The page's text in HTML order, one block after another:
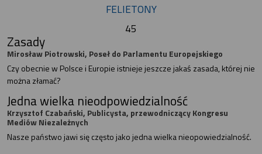
FELIETONY
45
Zasady
Mirosław Piotrowski, Poseł do Parlamentu Europejskiego
Czy obecnie w Polsce i Europie istnieje jeszcze jakaś zasada, której nie
można złamać?
Jedna wielka nieodpowiedzialność
Krzysztof Czabański, Publicysta, przewodniczący Kongresu
Mediów Niezależnych
Nasze państwo jawi się często jako jedna wielka nieopowiedzialność.